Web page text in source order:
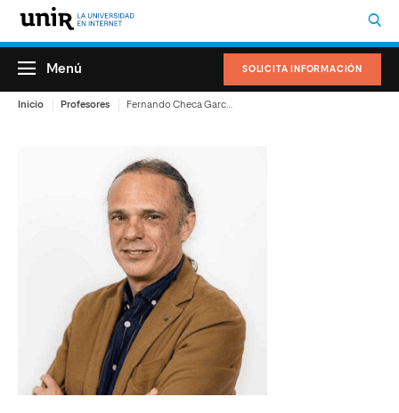
SOLICITA INFORMACIÓN
Menú
Inicio Profesores